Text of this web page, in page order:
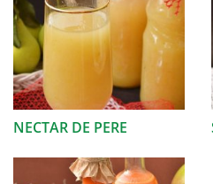
NECTAR DE PERE